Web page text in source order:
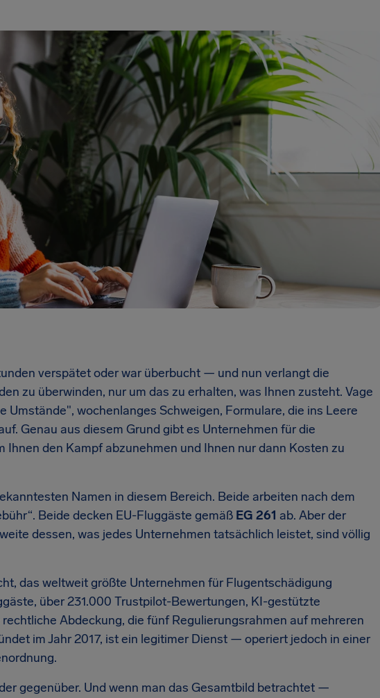
verspätet oder war überbucht — und nun verlangt die
zu überwinden, nur um das zu erhalten, was Ihnen zusteht. Vage
wochenlanges Schweigen, Formulare, die ins Leere
Genau aus diesem Grund gibt es Unternehmen für die
den Kampf abzunehmen und Ihnen nur dann Kosten zu
Namen in diesem Bereich. Beide arbeiten nach dem
Beide decken EU-Fluggäste gemäß EG 261 ab. Aber der
dessen, was jedes Unternehmen tatsächlich leistet, sind völlig
das weltweit größte Unternehmen für Flugentschädigung
über 231.000 Trustpilot-Bewertungen, KI-gestützte
Abdeckung, die fünf Regulierungsrahmen auf mehreren
im Jahr 2017, ist ein legitimer Dienst — operiert jedoch in einer
gegenüber. Und wenn man das Gesamtbild betrachtet —